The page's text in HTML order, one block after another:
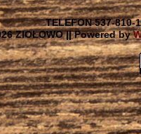
TELEFON 537-810-
ZIOŁOWO || Powered by